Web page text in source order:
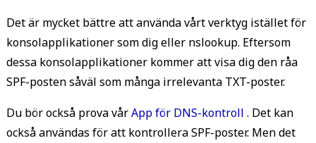
Det är mycket bättre att använda vårt verktyg istället för
konsolapplikationer som dig eller nslookup. Eftersom
dessa konsolapplikationer kommer att visa dig den råa
SPF-posten såväl som många irrelevanta TXT-poster.
Du bör också prova vårApp för DNS-kontroll . Det kan
också användas för att kontrollera SPF-poster. Men det